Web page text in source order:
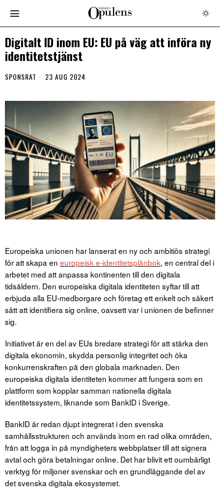
Digitalt ID inom EU: EU på väg att införa ny
identitetstjänst
SPONSRAT 23 AUG 2024
Europeiska unionen har lanserat en ny och ambitiös strategi
för att skapa en europeisk e-identitetsplånbok, en central del i
arbetet med att anpassa kontinenten till den digitala
tidsåldern. Den europeiska digitala identiteten syftar till att
erbjuda alla EU-medborgare och företag ett enkelt och säkert
sätt att identifiera sig online, oavsett var i unionen de befinner
sig.
Initiativet är en del av EUs bredare strategi för att stärka den
digitala ekonomin, skydda personlig integritet och öka
konkurrenskraften på den globala marknaden. Den
europeiska digitala identiteten kommer att fungera som en
plattform som kopplar samman nationella digitala
identitetssystem, liknande som BankID i Sverige.
BankID är redan djupt integrerat i den svenska
samhällsstrukturen och används inom en rad olika områden,
från att logga in på myndigheters webbplatser till att signera
avtal och göra betalningar online. Det har blivit ett oumbärligt
verktyg för miljoner svenskar och en grundläggande del av
det svenska digitala ekosystemet.